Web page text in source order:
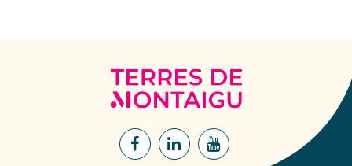
Terres
de
Lien
Lien
Lien